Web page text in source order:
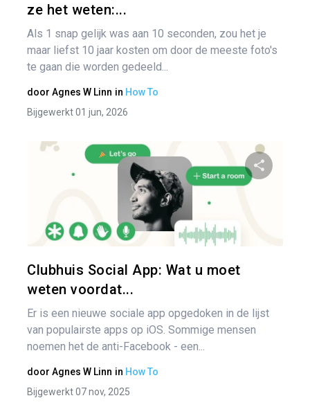
ze het weten:...
Als 1 snap gelijk was aan 10 seconden, zou het je
maar liefst 10 jaar kosten om door de meeste foto's
te gaan die worden gedeeld...
door Agnes W Linn in How To
Bijgewerkt 01 jun, 2026
Clubhuis Social App: Wat u moet
weten voordat...
Er is een nieuwe sociale app opgedoken in de lijst
van populairste apps op iOS. Sommige mensen
noemen het de anti-Facebook - een...
door Agnes W Linn in How To
Bijgewerkt 07 nov, 2025